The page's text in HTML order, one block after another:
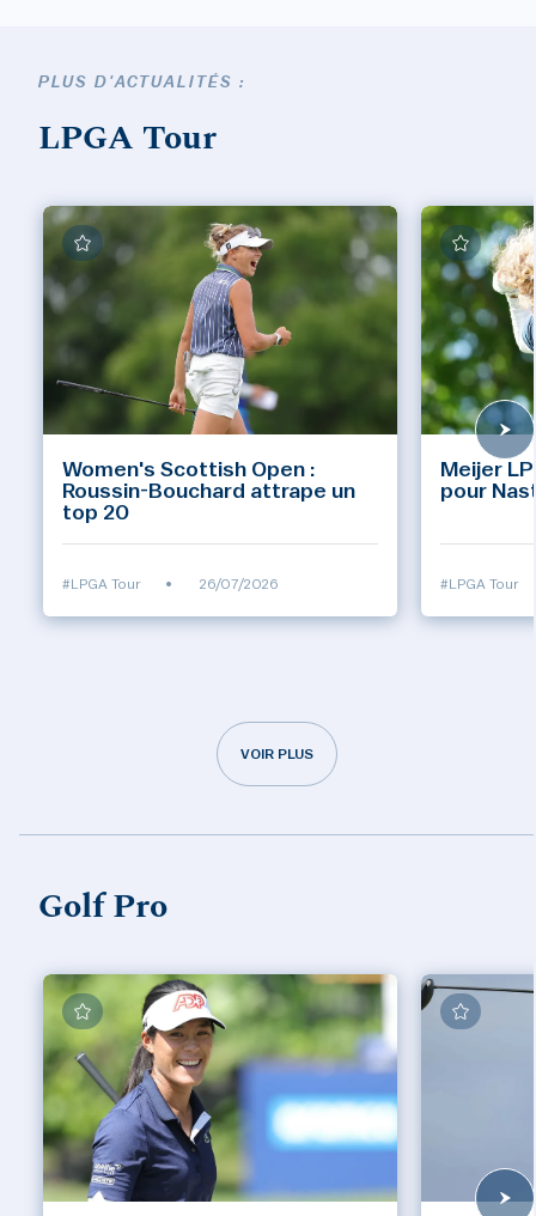
PLUS D'ACTUALITÉS :
LPGA Tour
Women's Scottish Open :
Roussin-Bouchard attrape un
top 20
#LPGA Tour • 26/07/2026
Meijer
pour
#LPGA Tour
VOIR PLUS
Golf Pro